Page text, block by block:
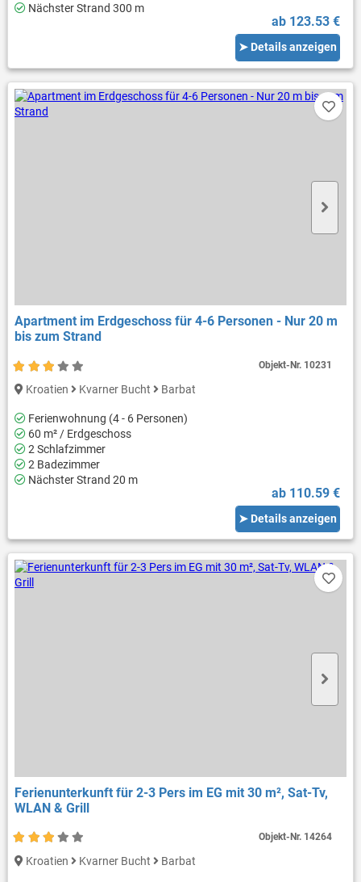
Nächster Strand 300 m
ab 123.53 €
➤ Details anzeigen
Apartment im Erdgeschoss für 4-6 Personen - Nur 20 m
bis zum Strand
Kroatien Kvarner Bucht Barbat
Ferienwohnung (4 - 6 Personen)
60 m² / Erdgeschoss
2 Schlafzimmer
2 Badezimmer
Nächster Strand 20 m
ab 110.59 €
➤ Details anzeigen
Objekt-Nr. 10231
Ferienunterkunft für 2-3 Pers im EG mit 30 m², Sat-Tv,
WLAN & Grill
Kroatien Kvarner Bucht Barbat
Objekt-Nr. 14264